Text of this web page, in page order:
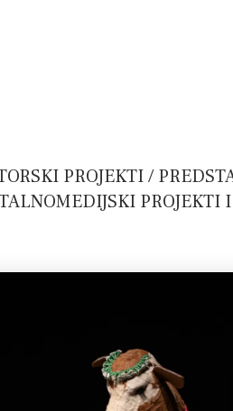
PROJEKTI /
MEDIJSKI PROJEKTI